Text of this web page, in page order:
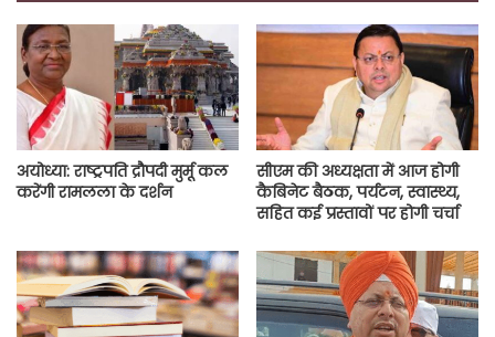
अयोध्या: राष्ट्रपति द्रौपदी मुर्मू कल
करेंगी रामलला के दर्शन
सीएम की अध्यक्षता में आज होगी
कैबिनेट बैठक, पर्यटन, स्वास्थ्य,
सहित कई प्रस्तावों पर होगी चर्चा